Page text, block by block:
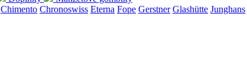
Chimento Chronoswiss Eterna Fope Gerstner Glashütte Junghans